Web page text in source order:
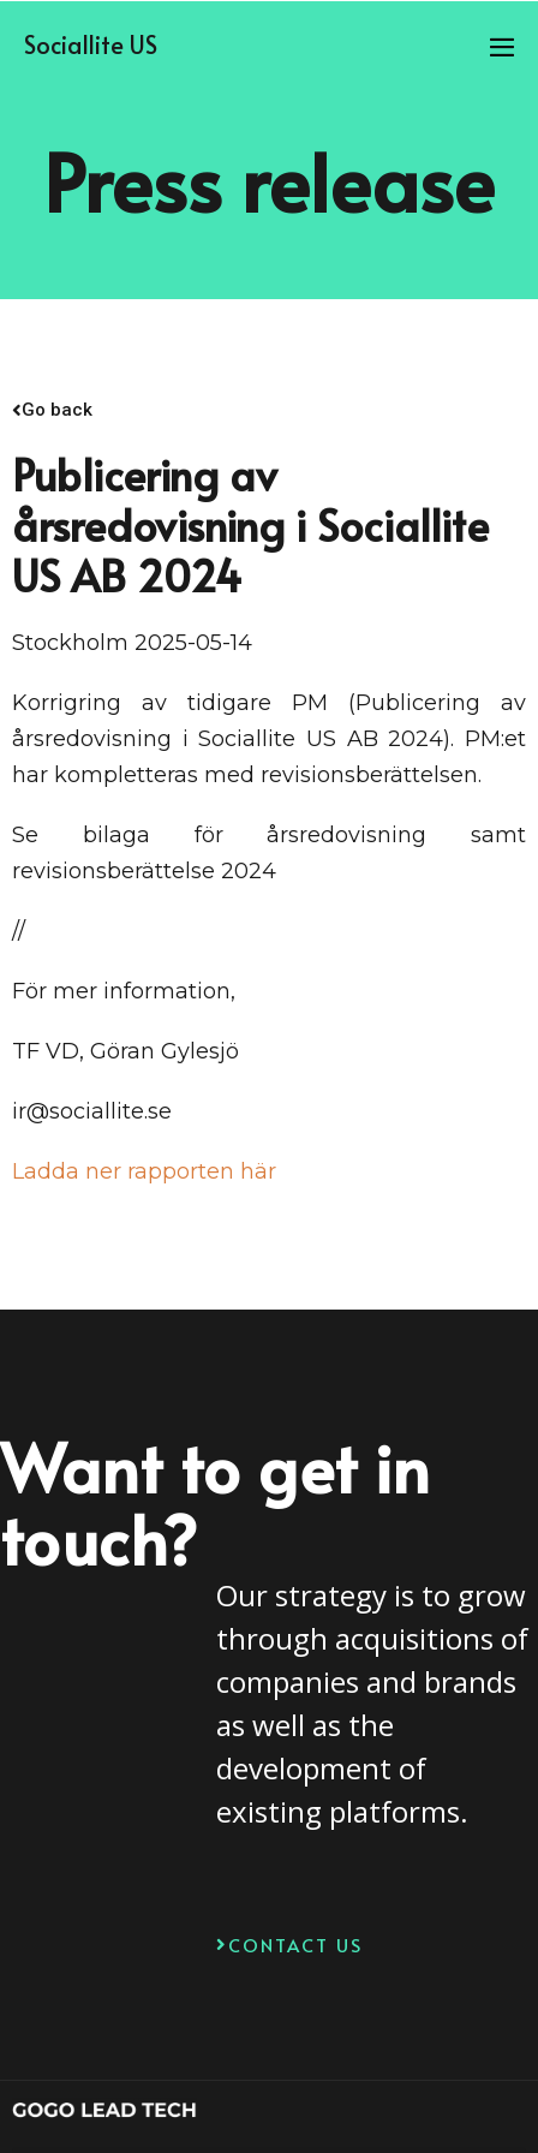
Sociallite US
Press release
Go back
Publicering av
årsredovisning i Sociallite
US AB 2024
Stockholm 2025-05-14
Korrigring av tidigare PM (Publicering av
årsredovisning i Sociallite US AB 2024). PM:et
har kompletteras med revisionsberättelsen.
Se bilaga för årsredovisning samt
revisionsberättelse 2024
//
För mer information,
TF VD, Göran Gylesjö
ir@sociallite.se
Ladda ner rapporten här
Want to get in
touch?
Our strategy is to grow
through acquisitions of
companies and brands
as well as the
development of
existing platforms.
CONTACT US